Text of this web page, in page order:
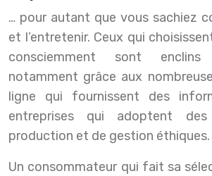
… pour autant que vous sachiez
et l’entretenir. Ceux qui
consciemment sont enclins
notamment grâce aux
ligne qui fournissent des
entreprises qui adoptent
production et de gestion éthiques.
Un consommateur qui fait sa